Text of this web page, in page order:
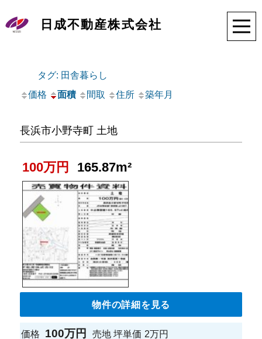
日成不動産株式会社
タグ: 田舎暮らし
価格 面積 間取 住所 築年月
長浜市小野寺町 土地
100万円 165.87m²
物件の詳細を見る
価格 100万円 売地 坪単価 2万円